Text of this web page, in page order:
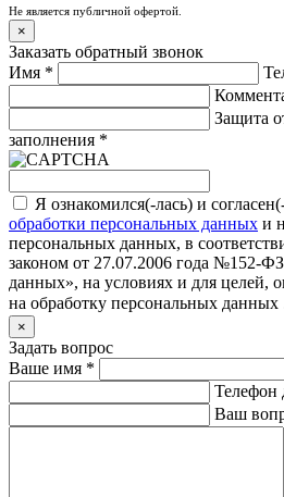
Не является публичной офертой.
×
Заказать обратный звонок
Имя *
Защита
заполнения *
Я ознакомился(-лась) и
обработки персональных данных и
персональных данных, в
законом от 27.07.2006 года №152-
данных», на условиях и для целей,
на обработку персональных данных
×
Задать вопрос
Ваше имя *
Телефон
Ваш